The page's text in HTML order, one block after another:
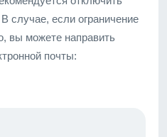
случае, если ограничение
вы можете направить
почты: